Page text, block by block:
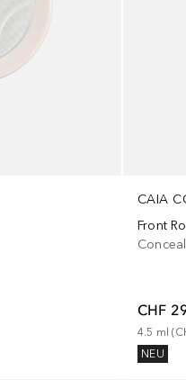
CAIA
Front
CHF
4.5 ml (
NEU+